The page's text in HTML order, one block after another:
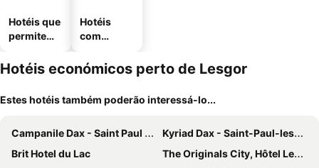
Hotéis que
permitem
Hotéis
com
mento
Hotéis económicos perto de Lesgor
Estes hotéis também poderão interessá-lo...
Campanile Dax - Saint Paul Lès Dax
Kyriad Dax - Saint-Paul-les-Dax
Brit Hotel du Lac
The Originals City, Hôtel Les Bruyères, Dax Nord